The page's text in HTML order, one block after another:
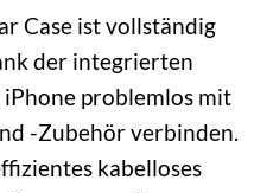
Case ist vollständig
der integrierten
problemlos mit
-Zubehör verbinden.
kabelloses